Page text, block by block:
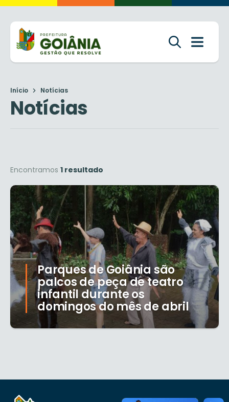
Início Notícias
Notícias
Encontramos 1 resultado
Parques de Goiânia são
palcos de peça de teatro
infantil durante os
domingos do mês de abril